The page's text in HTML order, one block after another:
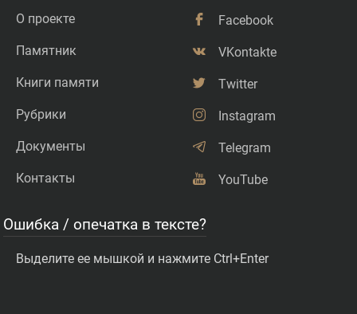
О проекте
Памятник
Книги памяти
Рубрики
Документы
Контакты
Facebook
VKontakte
Twitter
Instagram
Telegram
YouTube
Ошибка / опечатка в тексте?
Выделите ее мышкой и нажмите Ctrl+Enter